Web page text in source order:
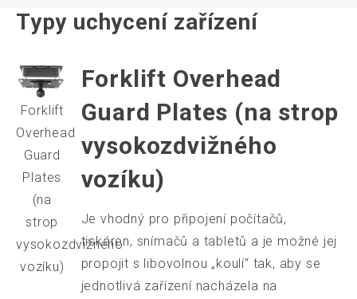
Typy uchycení zařízení
Forklift
Overhead
Guard
Plates
(na
strop
vysokozdvižného
vozíku)
Forklift Overhead
Guard Plates (na strop
vysokozdvižného
vozíku)
Je vhodný pro připojení počítačů,
tiskáren, snímačů a tabletů a je možné jej
propojit s libovolnou „koulí“ tak, aby se
jednotlivá zařízení nacházela na